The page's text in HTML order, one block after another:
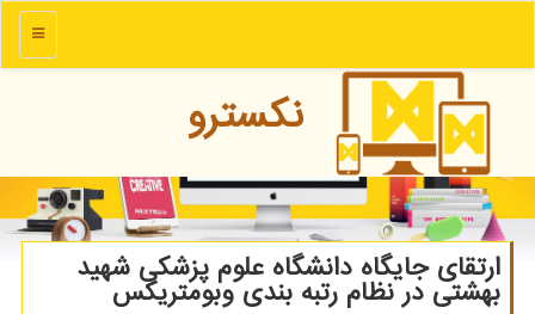
منو
نكسترو
ارتقای جایگاه دانشگاه علوم پزشكی شهید
بهشتی در نظام رتبه بندی وبومتریكس